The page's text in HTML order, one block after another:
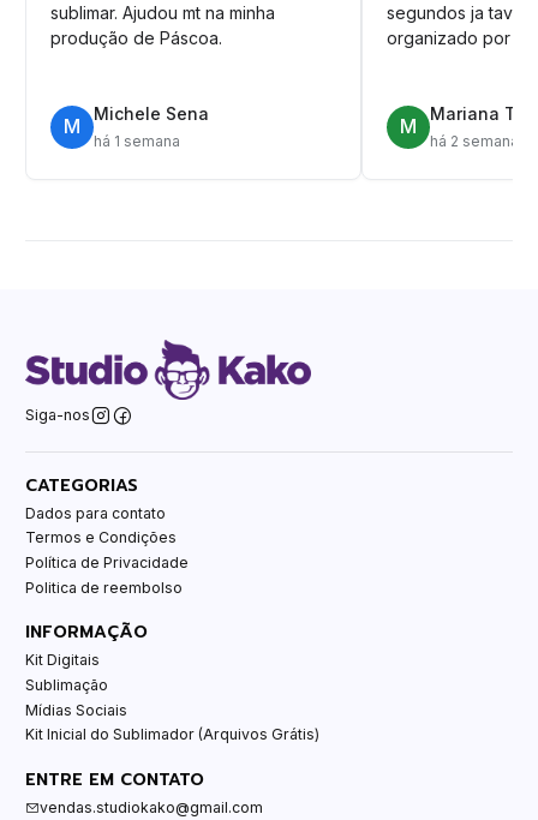
sublimar. Ajudou mt na minha
produção de Páscoa.
M
Michele Sena
há 1 semana
segundos ja tava
organizado por
M
Mariana T.
há 2 semanas
Siga-nos
CATEGORIAS
Dados para contato
Termos e Condições
Política de Privacidade
Politica de reembolso
INFORMAÇÃO
Kit Digitais
Sublimação
Mídias Sociais
Kit Inicial do Sublimador (Arquivos Grátis)
ENTRE EM CONTATO
vendas.studiokako@gmail.com